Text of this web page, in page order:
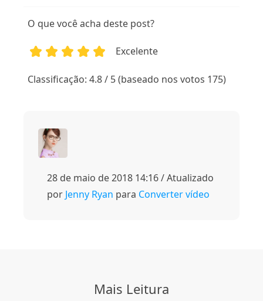
O que você acha deste post?
Excelente
Classificação: 4.8 / 5 (baseado nos votos 175)
28 de maio de 2018 14:16 / Atualizado
por Jenny Ryan para Converter vídeo
Mais Leitura